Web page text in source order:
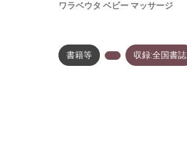
ワラベウタ ベビー マッサージ
書籍等 収録:全国書誌